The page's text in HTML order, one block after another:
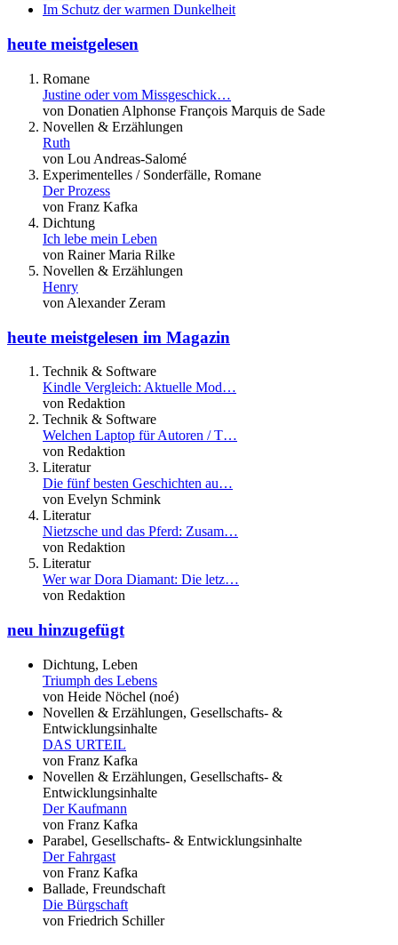
Im Schutz der warmen Dunkelheit
heute meistgelesen
Romane
Justine oder vom Missgeschick…
von Donatien Alphonse François Marquis de Sade
Novellen & Erzählungen
Ruth
von Lou Andreas-Salomé
Experimentelles / Sonderfälle, Romane
Der Prozess
von Franz Kafka
Dichtung
Ich lebe mein Leben
von Rainer Maria Rilke
Novellen & Erzählungen
Henry
von Alexander Zeram
heute meistgelesen im Magazin
Technik & Software
Kindle Vergleich: Aktuelle Mod…
von Redaktion
Technik & Software
Welchen Laptop für Autoren / T…
von Redaktion
Literatur
Die fünf besten Geschichten au…
von Evelyn Schmink
Literatur
Nietzsche und das Pferd: Zusam…
von Redaktion
Literatur
Wer war Dora Diamant: Die letz…
von Redaktion
neu hinzugefügt
Dichtung, Leben
Triumph des Lebens
von Heide Nöchel (noé)
Novellen & Erzählungen, Gesellschafts- &
Entwicklungsinhalte
DAS URTEIL
von Franz Kafka
Novellen & Erzählungen, Gesellschafts- &
Entwicklungsinhalte
Der Kaufmann
von Franz Kafka
Parabel, Gesellschafts- & Entwicklungsinhalte
Der Fahrgast
von Franz Kafka
Ballade, Freundschaft
Die Bürgschaft
von Friedrich Schiller